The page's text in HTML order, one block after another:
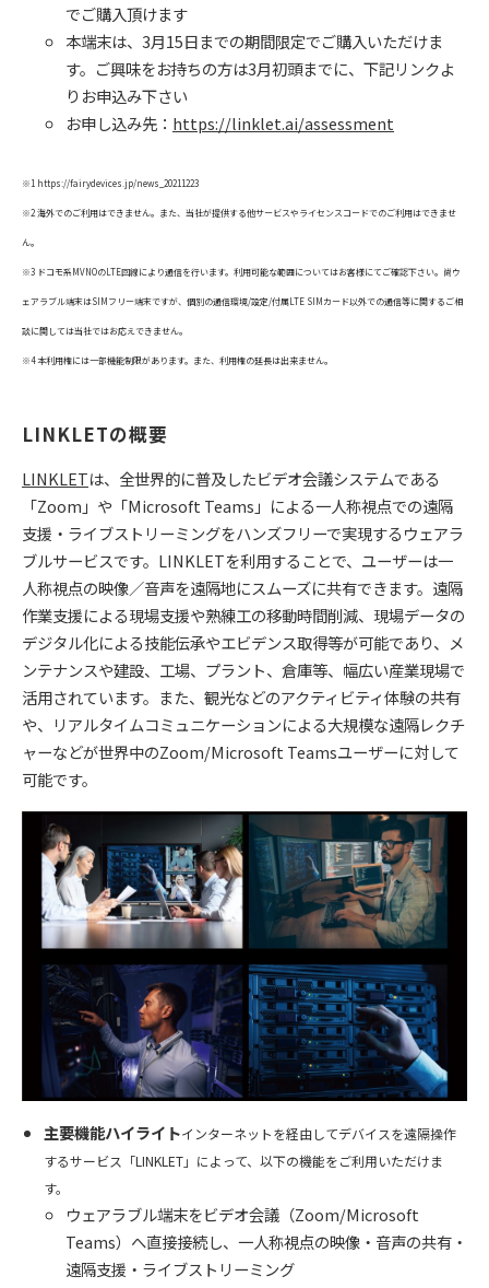
でご購入頂けます
本端末は、3月15日までの期間限定でご購入いただけま
す。ご興味をお持ちの方は3月初頭までに、下記リンクよ
りお申込み下さい
お申し込み先： https://linklet.ai/assessment
※1 https://fairydevices.jp/news_20211223
※2 海外でのご利用はできません。また、当社が提供する他サービスやライセンスコードでのご利用はできませ
ん。
※3 ドコモ系MVNOのLTE回線により通信を行います。利用可能な範囲についてはお客様にてご確認下さい。尚ウ
ェアラブル端末はSIMフリー端末ですが、個別の通信環境/設定/付属LTE SIMカード以外での通信等に関するご相
談に関しては当社ではお応えできません。
※4 本利用権には一部機能制限があります。また、利用権の延長は出来ません。
LINKLETの概要
LINKLETは、全世界的に普及したビデオ会議システムである
「Zoom」や「Microsoft Teams」による一人称視点での遠隔
支援・ライブストリーミングをハンズフリーで実現するウェアラ
ブルサービスです。LINKLETを利用することで、ユーザーは一
人称視点の映像／音声を遠隔地にスムーズに共有できます。遠隔
作業支援による現場支援や熟練工の移動時間削減、現場データの
デジタル化による技能伝承やエビデンス取得等が可能であり、メ
ンテナンスや建設、工場、プラント、倉庫等、幅広い産業現場で
活用されています。また、観光などのアクティビティ体験の共有
や、リアルタイムコミュニケーションによる大規模な遠隔レクチ
ャーなどが世界中のZoom/Microsoft Teamsユーザーに対して
可能です。
主要機能ハイライトインターネットを経由してデバイスを遠隔操作
するサービス「LINKLET」によって、以下の機能をご利用いただけま
す。
ウェアラブル端末をビデオ会議（Zoom/Microsoft
Teams）へ直接接続し、一人称視点の映像・音声の共有・
遠隔支援・ライブストリーミング